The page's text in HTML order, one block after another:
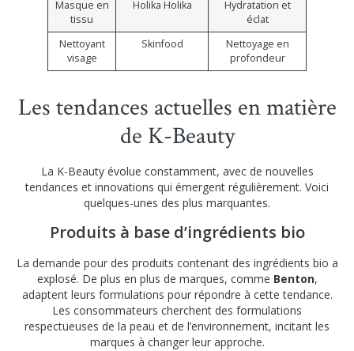
Masque en
tissu
Holika Holika
Hydratation et
éclat
Nettoyant
visage
Skinfood
Nettoyage en
profondeur
Les tendances actuelles en matière
de K-Beauty
La K-Beauty évolue constamment, avec de nouvelles
tendances et innovations qui émergent régulièrement. Voici
quelques-unes des plus marquantes.
Produits à base d’ingrédients bio
La demande pour des produits contenant des ingrédients bio a
explosé. De plus en plus de marques, comme Benton,
adaptent leurs formulations pour répondre à cette tendance.
Les consommateurs cherchent des formulations
respectueuses de la peau et de l’environnement, incitant les
marques à changer leur approche.